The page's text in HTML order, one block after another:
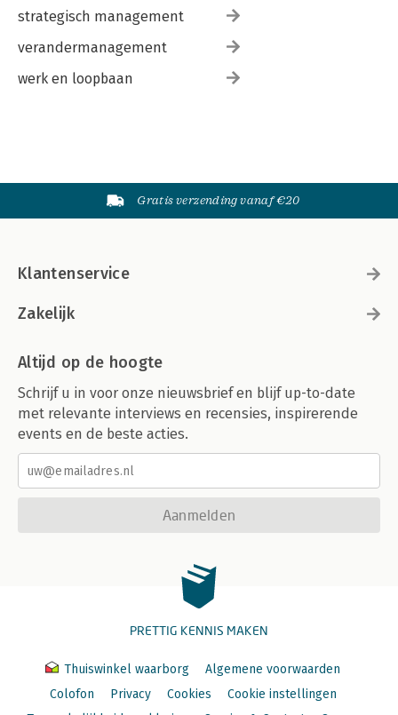
strategisch management
verandermanagement
werk en loopbaan
Gratis verzending vanaf €20
Klantenservice
Zakelijk
Altijd op de hoogte
Schrijf u in voor onze nieuwsbrief en blijf up-to-date
met relevante interviews en recensies, inspirerende
events en de beste acties.
Aanmelden
PRETTIG KENNIS MAKEN
Thuiswinkel waarborg
Algemene voorwaarden
Colofon
Privacy Cookies
Cookie instellingen